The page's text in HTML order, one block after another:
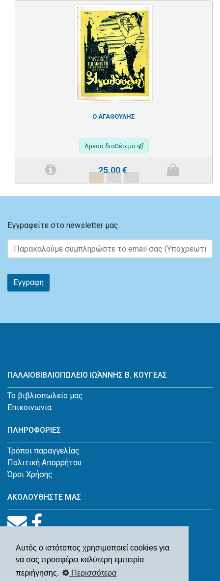
Αυτός ο ιστότοπος χρησιμοποιεί cookies για
να σας προσφέρει καλύτερη εμπειρία
περιήγησης.
Περισσότερα
Ο ΑΓΑΘΟΥΛΗΣ
Άμεσα διαθέσιμο
25.00€
Εγγραφείτε στο newsletter μας.
Εγγραφη
ΠΑΛΑΙΟΒΙΒΛΙΟΠΩΛΕΙΟ ΙΩΆΝΝΗΣ Β. ΚΟΥΓΕΑΣ
Το βιβλιοπωλείο μας
Επικοινωνία
ΠΛΗΡΟΦΟΡΙΕΣ
Τρόποι παραγγελίας
Πολιτική Απορρήτου
Όροι Χρήσης
ΑΚΟΛΟΥΘΗΣΤΕ ΜΑΣ